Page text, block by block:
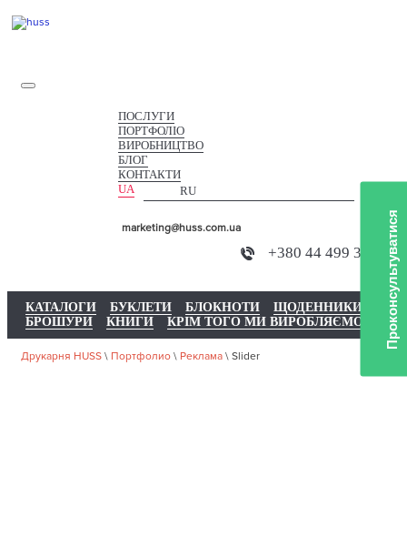
ПОСЛУГИ
ПОРТФОЛІО
ВИРОБНИЦТВО
БЛОГ
КОНТАКТИ
UA
RU
+380 44 499 3735
marketing@huss.com.ua
КАТАЛОГИ БУКЛЕТИ БЛОКНОТИ
ЩОДЕННИКИ
БРОШУРИ
КНИГИ КРІМ ТОГО МИ ВИРОБЛЯЄМО
Друкарня HUSS \ Портфолио \ Реклама \ Slider
Проконсультуватися